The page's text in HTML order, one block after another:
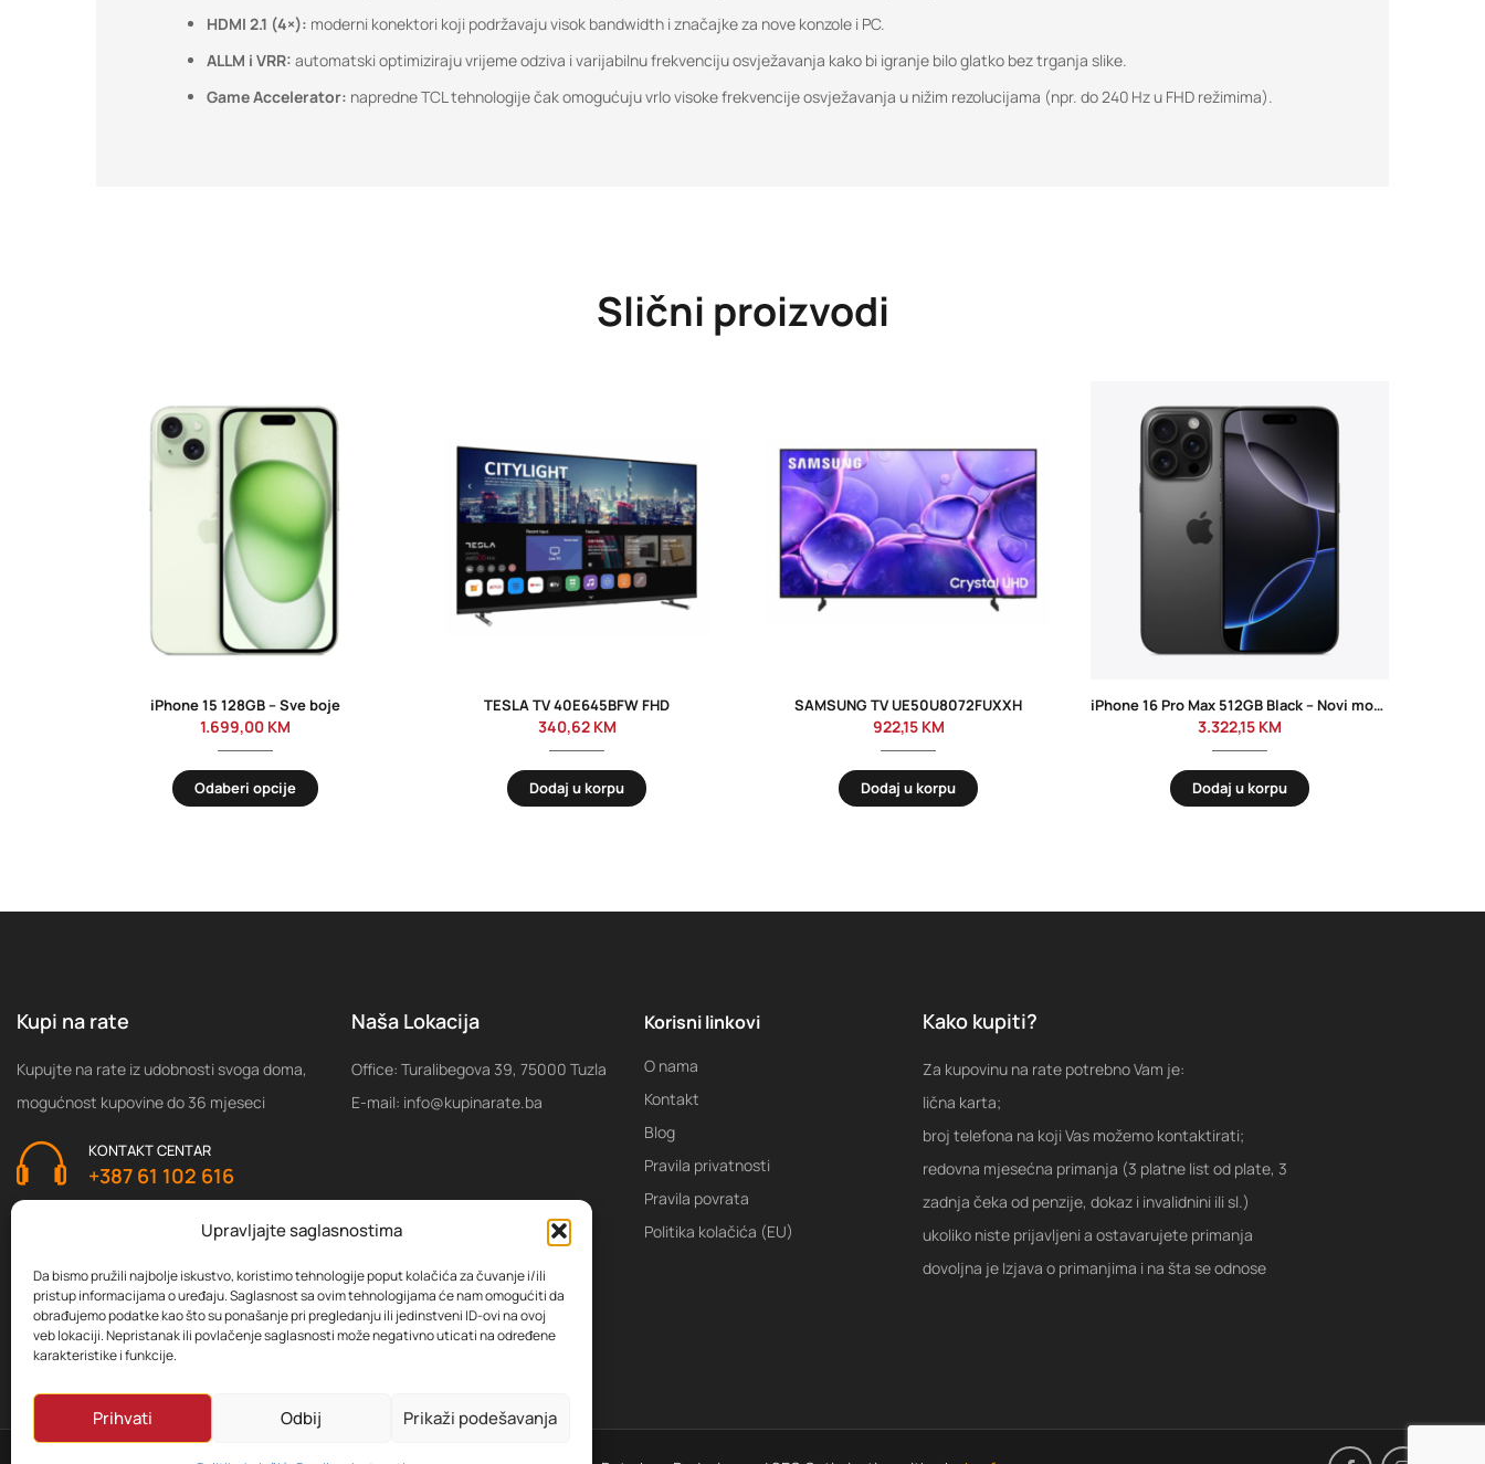
Upravljajte saglasnostima
Da bismo pružili najbolje iskustvo, koristimo tehnologije poput kolačića za čuvanje i/ili
pristup informacijama o uređaju. Saglasnost sa ovim tehnologijama će nam omogućiti da
obrađujemo podatke kao što su ponašanje pri pregledanju ili jedinstveni ID-ovi na ovoj
veb lokaciji. Nepristanak ili povlačenje saglasnosti može negativno uticati na određene
karakteristike i funkcije.
Prihvati Odbij Prikaži podešavanja
HDMI 2.1 (4×): moderni konektori koji podržavaju visok bandwidth i značajke za nove konzole i PC.
ALLM i VRR: automatski optimiziraju vrijeme odziva i varijabilnu frekvenciju osvježavanja kako bi igranje bilo glatko bez trganja slike.
Game Accelerator: napredne TCL tehnologije čak omogućuju vrlo visoke frekvencije osvježavanja u nižim rezolucijama (npr. do 240 Hz u FHD režimima).
Slični proizvodi
iPhone 15 128GB – Sve boje
1.699,00 KM
Odaberi opcije
TESLA TV 40E645BFW FHD
340,62 KM
Dodaj u korpu
SAMSUNG TV UE50U8072FUXXH
922,15 KM
Dodaj u korpu
iPhone 16 Pro Max 512GB Black – Novi model
3.322,15 KM
Dodaj u korpu
Kupi na rate
Kupujte na rate iz udobnosti svoga doma,
mogućnost kupovine do 36 mjeseci
KONTAKT CENTAR
+387 61 102 616
Naša Lokacija
Office: Turalibegova 39, 75000 Tuzla
E-mail: info@kupinarate.ba
Korisni linkovi
O nama
Kontakt
Blog
Pravila privatnosti
Pravila povrata
Politika kolačića (EU)
Kako kupiti?
Za kupovinu na rate potrebno Vam je:
lična karta;
broj telefona na koji Vas možemo kontaktirati;
redovna mjesećna primanja (3 platne list od plate, 3
zadnja čeka od penzije, dokaz i invalidnini ili sl.)
ukoliko niste prijavljeni a ostavarujete primanja
dovoljna je Izjava o primanjima i na šta se odnose